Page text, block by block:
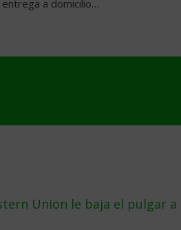
a domicilio…
Union le baja el pulgar